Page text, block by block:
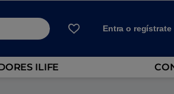
Entra o regístrate
ILIFE